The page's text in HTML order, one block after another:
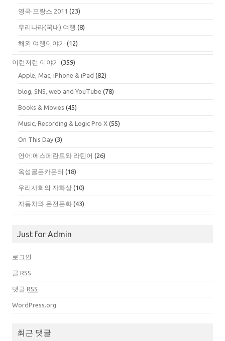
영국·프랑스 2011 (23)
우리나라(국내) 여행 (8)
해외 여행이야기 (12)
이런저런 이야기 (359)
Apple, Mac, iPhone & iPad (82)
blog, SNS, web and YouTube (78)
Books & Movies (45)
Music, Recording & Logic Pro X (55)
On This Day (3)
언어:에스페란토와 라틴어 (26)
옥성골든카운티 (18)
우리사회의 자화상 (10)
자동차와 운전문화 (43)
Just for Admin
로그인
글 RSS
댓글 RSS
WordPress.org
최근 댓글